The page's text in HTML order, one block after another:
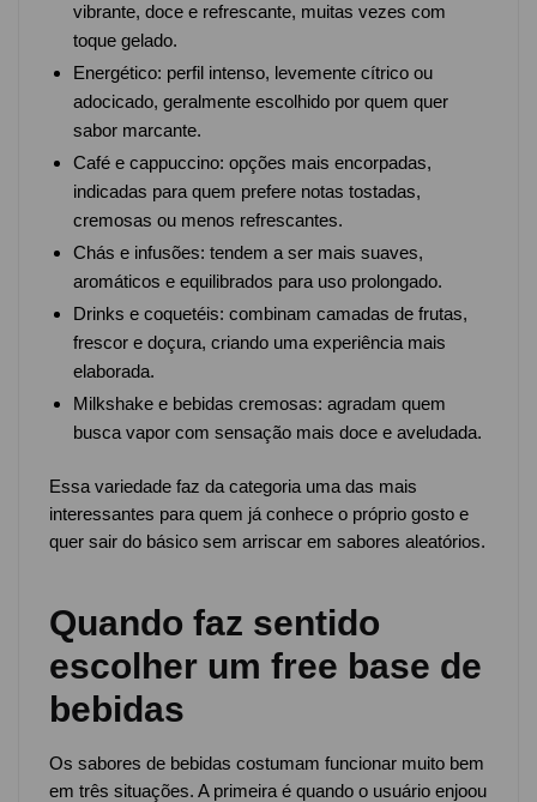
vibrante, doce e refrescante, muitas vezes com
toque gelado.
Energético: perfil intenso, levemente cítrico ou
adocicado, geralmente escolhido por quem quer
sabor marcante.
Café e cappuccino: opções mais encorpadas,
indicadas para quem prefere notas tostadas,
cremosas ou menos refrescantes.
Chás e infusões: tendem a ser mais suaves,
aromáticos e equilibrados para uso prolongado.
Drinks e coquetéis: combinam camadas de frutas,
frescor e doçura, criando uma experiência mais
elaborada.
Milkshake e bebidas cremosas: agradam quem
busca vapor com sensação mais doce e aveludada.
Essa variedade faz da categoria uma das mais
interessantes para quem já conhece o próprio gosto e
quer sair do básico sem arriscar em sabores aleatórios.
Quando faz sentido
escolher um free base de
bebidas
Os sabores de bebidas costumam funcionar muito bem
em três situações. A primeira é quando o usuário enjoou